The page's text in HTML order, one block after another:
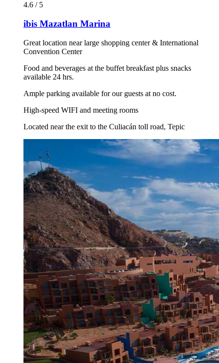
4.6 / 5
ibis Mazatlan Marina
Great location near large shopping center & International
Convention Center
Food and beverages at the buffet breakfast plus snacks
available 24 hrs.
Ample parking available for our guests at no cost.
High-speed WIFI and meeting rooms
Located near the exit to the Culiacán toll road, Tepic